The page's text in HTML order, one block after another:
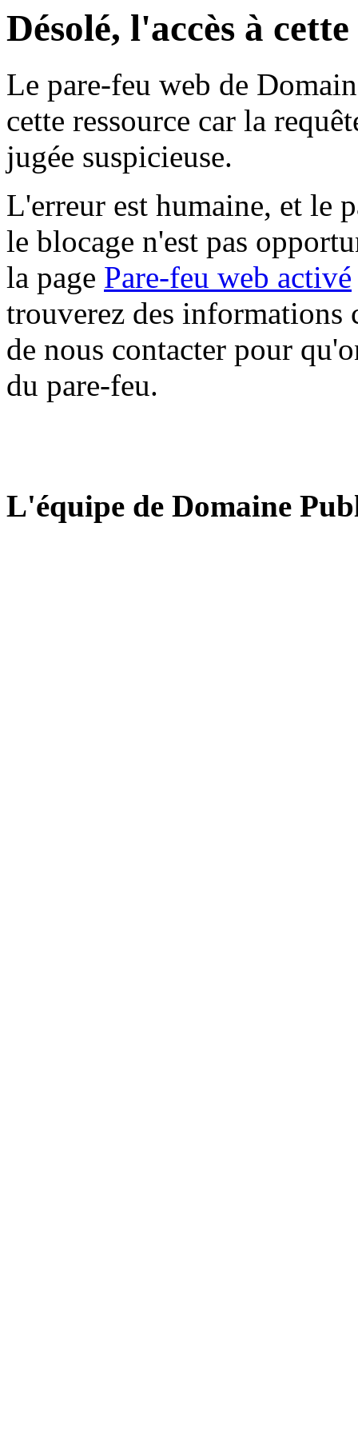
Désolé, l'accès à
Le pare-feu web de
cette ressource car la
jugée suspicieuse.
L'erreur est humaine, et le
le blocage n'est pas
la page Pare-feu web activé
trouverez des informations
de nous contacter pour
du pare-feu.
L'équipe de Domaine